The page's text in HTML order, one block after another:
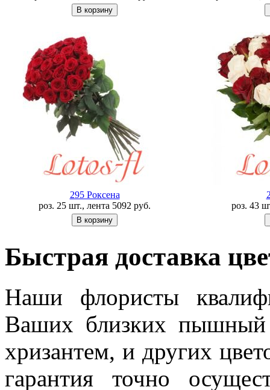
295 Роксена
роз. 25 шт., лента 5092 руб.
роз. 43
Быстрая доставка
Наши флористы
Ваших близких пышный
хризантем, и других
гарантия точно